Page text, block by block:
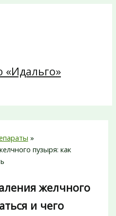
«Идальго»
пузыря: как
желчного
и чего